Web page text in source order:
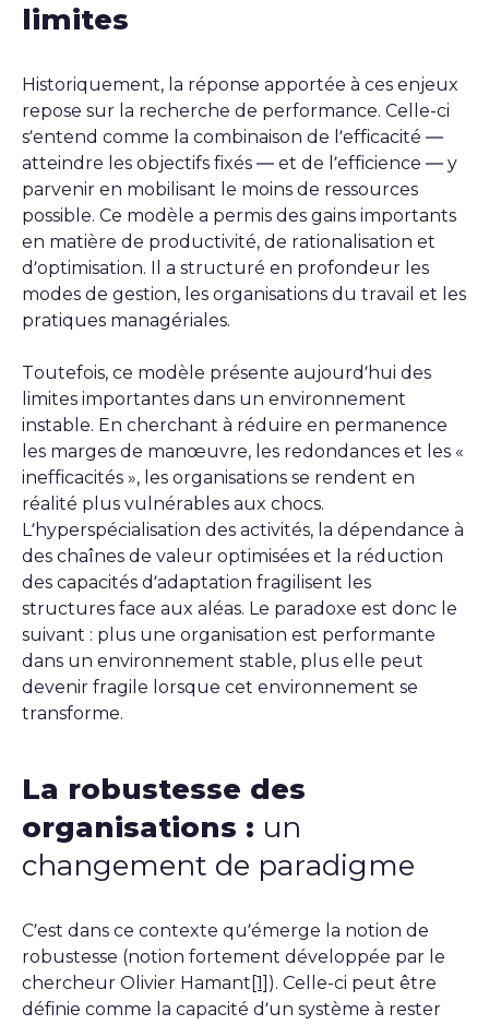
limites
Historiquement, la réponse apportée à ces enjeux
repose sur la recherche de performance. Celle-ci
s’entend comme la combinaison de l’efficacité —
atteindre les objectifs fixés — et de l’efficience — y
parvenir en mobilisant le moins de ressources
possible. Ce modèle a permis des gains importants
en matière de productivité, de rationalisation et
d’optimisation. Il a structuré en profondeur les
modes de gestion, les organisations du travail et les
pratiques managériales.
Toutefois, ce modèle présente aujourd’hui des
limites importantes dans un environnement
instable. En cherchant à réduire en permanence
les marges de manœuvre, les redondances et les «
inefficacités », les organisations se rendent en
réalité plus vulnérables aux chocs.
L’hyperspécialisation des activités, la dépendance à
des chaînes de valeur optimisées et la réduction
des capacités d’adaptation fragilisent les
structures face aux aléas. Le paradoxe est donc le
suivant : plus une organisation est performante
dans un environnement stable, plus elle peut
devenir fragile lorsque cet environnement se
transforme.
La robustesse des
organisations : un
changement de paradigme
C’est dans ce contexte qu’émerge la notion de
robustesse (notion fortement développée par le
chercheur Olivier Hamant [1] ). Celle-ci peut être
définie comme la capacité d’un système à rester